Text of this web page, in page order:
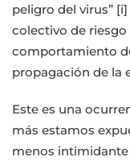
peligro del virus”
colectivo de
comportamiento
propagación de la
Este es una
más estamos
menos